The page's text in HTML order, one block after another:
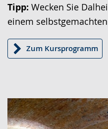
Tipp: Wecken Sie
einem
Zum Kursprogramm